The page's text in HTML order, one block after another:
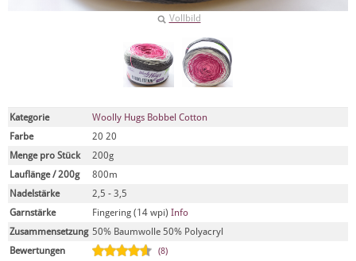
Vollbild
Kategorie
Woolly Hugs Bobbel Cotton
Farbe
20 20
Menge pro Stück
200g
Lauflänge / 200g
800m
Nadelstärke
2,5 - 3,5
Garnstärke
Fingering (14 wpi) Info
Zusammensetzung 50% Baumwolle 50% Polyacryl
Bewertungen
(8)